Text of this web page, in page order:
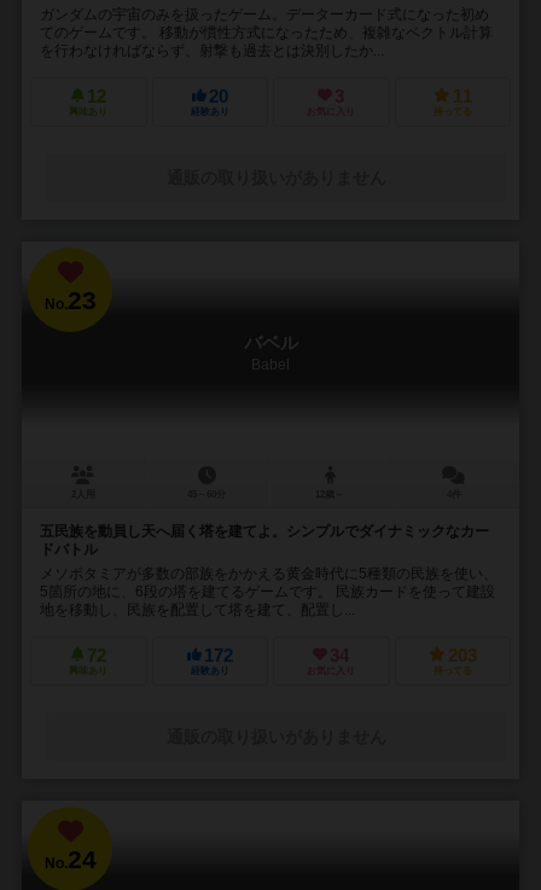
ガンダムの宇宙のみを扱ったゲーム。データーカード式になった初め
てのゲームです。 移動が慣性方式になったため、複雑なベクトル計算
を行わなければならず、射撃も過去とは決別したか...
12
興味あり
20
経験あり
3
お気に入り
11
持ってる
No.23
バベル
Babel
五民族を動員し天へ届く塔を建てよ。シンプルでダイナミックなカー
ドバトル
メソポタミアが多数の部族をかかえる黄金時代に5種類の民族を使い、
5箇所の地に、6段の塔を建てるゲームです。 民族カードを使って建設
地を移動し、民族を配置して塔を建て、配置し...
72
興味あり
172
経験あり
34
お気に入り
203
持ってる
No.24